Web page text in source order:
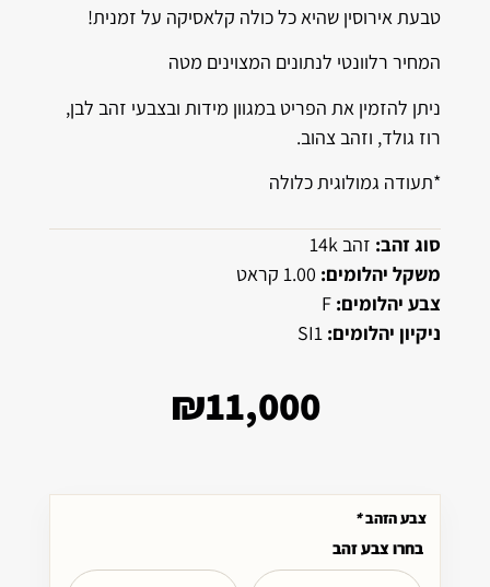
טבעת אירוסין שהיא כל כולה קלאסיקה על זמנית!
המחיר רלוונטי לנתונים המצוינים מטה
ניתן להזמין את הפריט במגוון מידות ובצבעי זהב לבן,
רוז גולד, וזהב צהוב.
*תעודה גמולוגית כלולה
סוג זהב: זהב 14k
משקל יהלומים: 1.00 קראט
צבע יהלומים:F
ניקיון יהלומים:SI1
₪11,000
צבע הזהב*
בחרו צבע זהב